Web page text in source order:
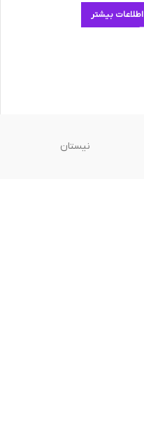
اطلاعات بیشتر
نیستان